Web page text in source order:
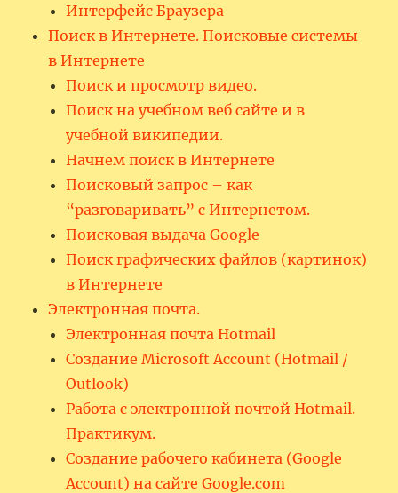
Интерфейс Браузера
Поиск в Интернете. Поисковые системы
в Интернете
Поиск и просмотр видео.
Поиск на учебном веб сайте и в
учебной википедии.
Начнем поиск в Интернете
Поисковый запрос – как
“разговаривать” с Интернетом.
Поисковая выдача Google
Поиск графических файлов (картинок)
в Интернете
Электронная почта.
Электронная почта Hotmail
Создание Microsoft Account (Hotmail /
Outlook)
Работа с электронной почтой Hotmail.
Практикум.
Создание рабочего кабинета (Google
Account) на сайте Google.com